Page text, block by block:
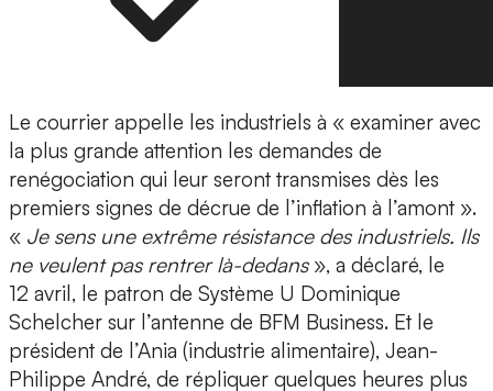
Le courrier appelle les industriels à « examiner avec
la plus grande attention les demandes de
renégociation qui leur seront transmises dès les
premiers signes de décrue de l’inflation à l’amont ».
« Je sens une extrême résistance des industriels. Ils
ne veulent pas rentrer là-dedans», a déclaré, le
12 avril, le patron de Système U Dominique
Schelcher sur l’antenne de BFM Business. Et le
président de l’Ania (industrie alimentaire), Jean-
Philippe André, de répliquer quelques heures plus